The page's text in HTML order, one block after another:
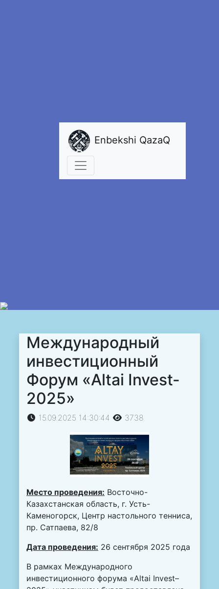
Enbekshi QazaQ
Международный
инвестиционный
Форум «Altai Invest-
2025»
15.09.2025 14:30:44 3738
Место проведения: Восточно-
Казахстанская область, г. Усть-
Каменогорск, Центр настольного тенниса,
пр. Сатпаева, 82/8
Дата проведения: 26 сентября 2025 года
В рамках Международного
инвестиционного форума «Altai Invest–